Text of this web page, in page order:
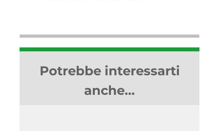
Potrebbe interessarti
anche…